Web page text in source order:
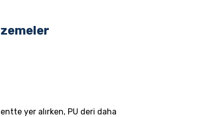
yer alırken, PU deri daha